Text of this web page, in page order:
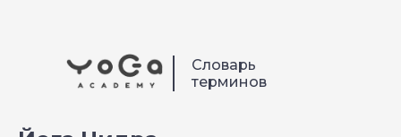
Словарь
терминов